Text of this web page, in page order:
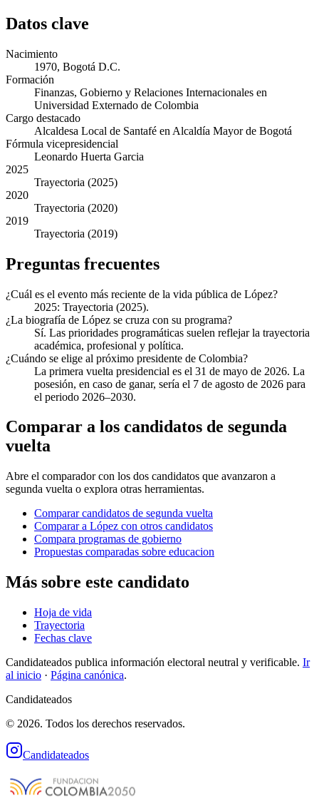
Datos clave
Nacimiento
1970, Bogotá D.C.
Formación
Finanzas, Gobierno y Relaciones Internacionales en
Universidad Externado de Colombia
Cargo destacado
Alcaldesa Local de Santafé en Alcaldía Mayor de Bogotá
Fórmula vicepresidencial
Leonardo Huerta Garcia
2025
Trayectoria (2025)
2020
Trayectoria (2020)
2019
Trayectoria (2019)
Preguntas frecuentes
¿Cuál es el evento más reciente de la vida pública de López?
2025: Trayectoria (2025).
¿La biografía de López se cruza con su programa?
Sí. Las prioridades programáticas suelen reflejar la trayectoria
académica, profesional y política.
¿Cuándo se elige al próximo presidente de Colombia?
La primera vuelta presidencial es el 31 de mayo de 2026. La
posesión, en caso de ganar, sería el 7 de agosto de 2026 para
el periodo 2026–2030.
Comparar a los candidatos de segunda
vuelta
Abre el comparador con los dos candidatos que avanzaron a
segunda vuelta o explora otras herramientas.
Comparar candidatos de segunda vuelta
Comparar a López con otros candidatos
Compara programas de gobierno
Propuestas comparadas sobre educacion
Más sobre este candidato
Hoja de vida
Trayectoria
Fechas clave
Candidateados publica información electoral neutral y verificable. Ir
al inicio · Página canónica.
Candidateados
© 2026. Todos los derechos reservados.
Candidateados